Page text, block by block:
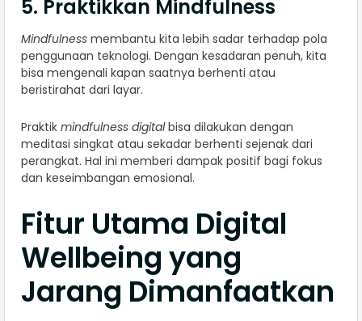
5. Praktikkan Mindfulness
Mindfulness membantu kita lebih sadar terhadap pola
penggunaan teknologi. Dengan kesadaran penuh, kita
bisa mengenali kapan saatnya berhenti atau
beristirahat dari layar.
Praktik mindfulness digitalbisa dilakukan dengan
meditasi singkat atau sekadar berhenti sejenak dari
perangkat. Hal ini memberi dampak positif bagi fokus
dan keseimbangan emosional.
Fitur Utama Digital
Wellbeing yang
Jarang Dimanfaatkan